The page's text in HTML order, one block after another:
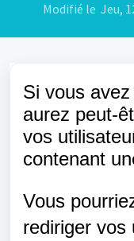
Modifié le Jeu,
Si vous
aurez peut-
vos
contenant
Vous
rediriger vos